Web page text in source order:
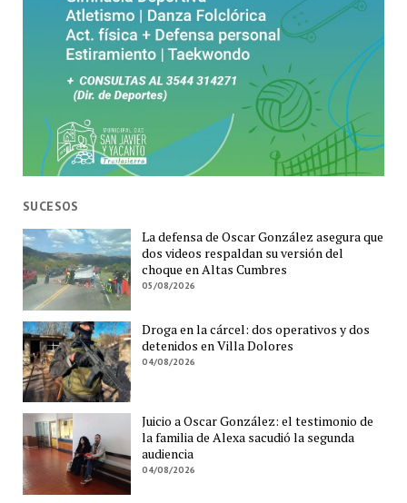
SUCESOS
La defensa de Oscar González asegura que
dos videos respaldan su versión del
choque en Altas Cumbres
05/08/2026
Droga en la cárcel: dos operativos y dos
detenidos en Villa Dolores
04/08/2026
Juicio a Oscar González: el testimonio de
la familia de Alexa sacudió la segunda
audiencia
04/08/2026